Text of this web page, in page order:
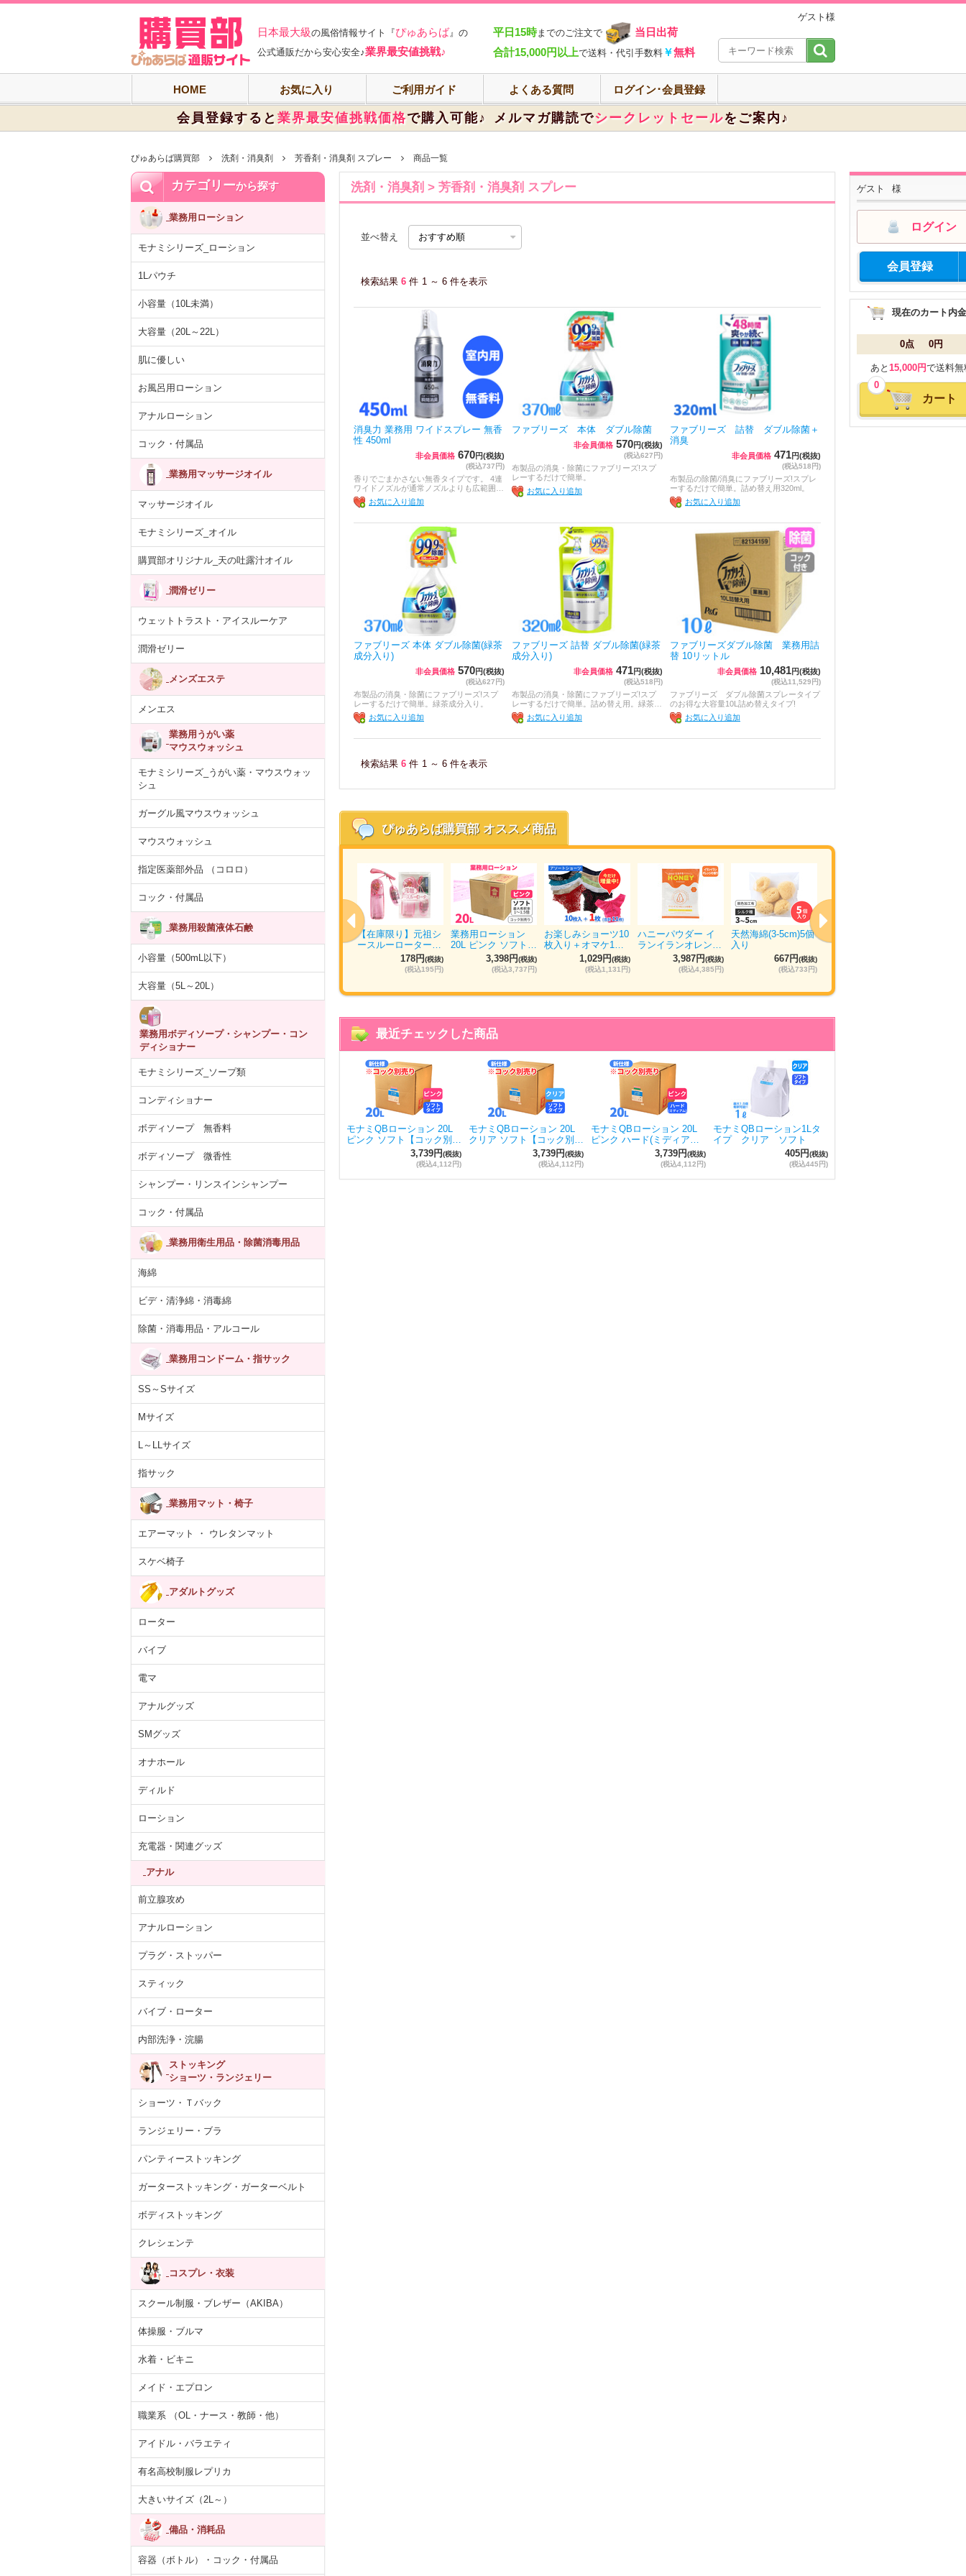
ゲスト様
日本最大級の風俗情報サイト『ぴゅあらば』の
公式通販だから安心安全♪業界最安値挑戦♪
平日15時までのご注文で
当日出荷
合計15,000円以上で送料・代引手数料 ￥無料
HOME お気に入り ご利用ガイド よくある質問 ログイン･会員登録
会員登録すると 業界最安値挑戦価格で購入可能♪ メルマガ購読でシークレットセールをご案内♪
ぴゅあらば購買部 洗剤・消臭剤 芳香剤・消臭剤 スプレー 商品一覧
ゲスト 様
ログイン
会員登録
現在のカート内
0点 0円
あと 15,000円で送料無
0
カート
カテゴリーから探す
業務用ローション
モナミシリーズ_ローション
1Lパウチ
小容量（10L未満）
大容量（20L～22L）
肌に優しい
お風呂用ローション
アナルローション
コック・付属品
業務用マッサージオイル
マッサージオイル
モナミシリーズ_オイル
購買部オリジナル_天の吐露汁オイル
潤滑ゼリー
ウェットトラスト・アイスルーケア
潤滑ゼリー
メンズエステ
メンエス
業務用うがい薬
マウスウォッシュ
モナミシリーズ_うがい薬・マウスウォッ
シュ
ガーグル風マウスウォッシュ
マウスウォッシュ
指定医薬部外品 （コロロ）
コック・付属品
業務用殺菌液体石鹸
小容量（500mL以下）
大容量（5L～20L）
業務用ボディソープ・シャンプー・コン
ディショナー
モナミシリーズ_ソープ類
コンディショナー
ボディソープ 無香料
ボディソープ 微香性
シャンプー・リンスインシャンプー
コック・付属品
業務用衛生用品・除菌消毒用品
海綿
ビデ・清浄綿・消毒綿
除菌・消毒用品・アルコール
業務用コンドーム・指サック
SS～Sサイズ
Mサイズ
L～LLサイズ
指サック
業務用マット・椅子
エアーマット ・ ウレタンマット
スケベ椅子
アダルトグッズ
ローター
バイブ
電マ
アナルグッズ
SMグッズ
オナホール
ディルド
ローション
充電器・関連グッズ
アナル
前立腺攻め
アナルローション
プラグ・ストッパー
スティック
バイブ・ローター
内部洗浄・浣腸
ストッキング
ショーツ・ランジェリー
ショーツ・Ｔバック
ランジェリー・ブラ
パンティーストッキング
ガーターストッキング・ガーターベルト
ボディストッキング
クレシェンテ
コスプレ・衣装
スクール制服・ブレザー（AKIBA）
体操服・ブルマ
水着・ビキニ
メイド・エプロン
職業系 （OL・ナース・教師・他）
アイドル・バラエティ
有名高校制服レプリカ
大きいサイズ（2L～）
備品・消耗品
容器（ボトル）・コック・付属品
洗剤・消臭剤 > 芳香剤・消臭剤 スプレー
並べ替え
検索結果 6 件 1 ～ 6 件を表示
消臭力 業務用 ワイドスプレー 無香
性 450ml
非会員価格 670円(税抜)
(税込737円)
香りでごまかさない無香タイプです。 4連
ワイドノズルが通常ノズルよりも広範囲…
お気に入り追加
ファブリーズ 本体 ダブル除菌
非会員価格 570円(税抜)
(税込627円)
布製品の消臭・除菌にファブリーズ!スプ
レーするだけで簡単。
お気に入り追加
ファブリーズ 詰替 ダブル除菌＋
消臭
非会員価格 471円(税抜)
(税込518円)
布製品の除菌/消臭にファブリーズ!スプレ
ーするだけで簡単。詰め替え用320ml。
お気に入り追加
ファブリーズ 本体 ダブル除菌(緑茶
成分入り)
非会員価格 570円(税抜)
(税込627円)
布製品の消臭・除菌にファブリーズ!スプ
レーするだけで簡単。緑茶成分入り。
お気に入り追加
ファブリーズ 詰替 ダブル除菌(緑茶
成分入り)
非会員価格 471円(税抜)
(税込518円)
布製品の消臭・除菌にファブリーズ!スプ
レーするだけで簡単。詰め替え用。緑茶…
お気に入り追加
ファブリーズダブル除菌 業務用詰
替 10リットル
非会員価格 10,481円(税抜)
(税込11,529円)
ファブリーズ ダブル除菌スプレータイプ
のお得な大容量10L詰め替えタイプ!
お気に入り追加
検索結果 6 件 1 ～ 6 件を表示
ぴゅあらば購買部 オススメ商品
【医薬部外品】薬用
泡 NOTクリーン…
(税抜)
紙コップ 7オンス
(205ml)100個入り
330円
ュ ブルー ペパ…
【在庫限り】元祖シ
ースルーローター…
178円(税抜)
(税込195円)
業務用ローション
20L ピンク ソフト…
3,398円(税抜)
(税込3,737円)
お楽しみショーツ10
枚入り＋オマケ1…
1,029円(税抜)
(税込1,131円)
ハニーパウダー イ
ランイランオレン…
3,987円(税抜)
(税込4,385円)
天然海綿(3-5cm)5個
入り
667円(税抜)
(税込733円)
最近チェックした商品
モナミQBローション 20L
ピンク ソフト【コック別…
3,739円(税抜)
(税込4,112円)
モナミQBローション 20L
クリア ソフト【コック別…
3,739円(税抜)
(税込4,112円)
モナミQBローション 20L
ピンク ハード(ミディア…
3,739円(税抜)
(税込4,112円)
モナミQBローション1Lタ
イプ クリア ソフト
405円(税抜)
(税込445円)